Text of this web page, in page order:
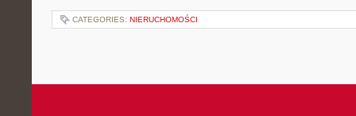
CATEGORIES: NIERUCHOMOŚCI